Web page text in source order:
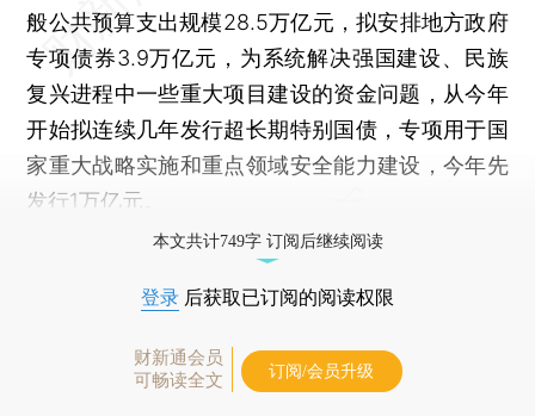
般公共预算支出规模28.5万亿元，拟安排地方政府
专项债券3.9万亿元，为系统解决强国建设、民族
复兴进程中一些重大项目建设的资金问题，从今年
开始拟连续几年发行超长期特别国债，专项用于国
家重大战略实施和重点领域安全能力建设，今年先
发行1万亿元。
本文共计749字 订阅后继续阅读
登录 后获取已订阅的阅读权限
财新通会员
可畅读全文
订阅/会员升级